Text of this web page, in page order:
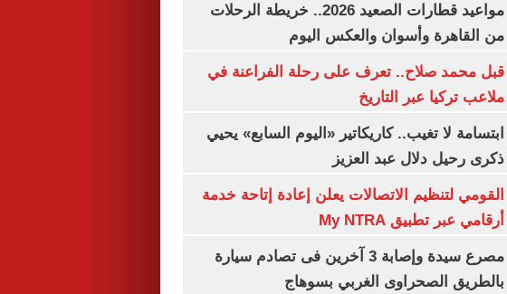
مواعيد قطارات الصعيد 2026.. خريطة الرحلات
من القاهرة وأسوان والعكس اليوم
قبل محمد صلاح.. تعرف على رحلة الفراعنة في
ملاعب تركيا عبر التاريخ
ابتسامة لا تغيب.. كاريكاتير «اليوم السابع» يحيي
ذكرى رحيل دلال عبد العزيز
القومي لتنظيم الاتصالات يعلن إعادة إتاحة خدمة
أرقامي عبر تطبيق My NTRA
مصرع سيدة وإصابة 3 آخرين فى تصادم سيارة
بالطريق الصحراوى الغربي بسوهاج